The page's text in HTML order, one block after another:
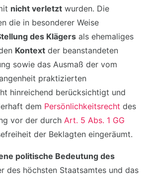
nicht verletzt wurden. Die
die in besonderer Weise
des Klägers als ehemaliges
Kontext der beanstandeten
sowie das Ausmaß der vom
praktizierten
hinreichend berücksichtigt und
dem Persönlichkeitsrecht des
vor der durch Art. 5 Abs. 1 GG
der Beklagten eingeräumt.
politische Bedeutung des
des höchsten Staatsamtes und das